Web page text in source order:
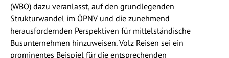
(WBO) dazu veranlasst, auf den grundlegenden
Strukturwandel im ÖPNV und die zunehmend
herausfordernden Perspektiven für mittelständische
Busunternehmen hinzuweisen. Volz Reisen sei ein
prominentes Beispiel für die entsprechenden